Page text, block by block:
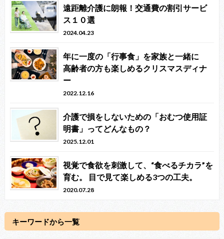
遠距離介護に朗報！交通費の割引サービ
ス１０選
2024.04.23
年に一度の「行事食」を家族と一緒に
高齢者の方も楽しめるクリスマスディナ
ー
2022.12.16
介護で損をしないための「おむつ使用証
明書」ってどんなもの？
2025.12.01
視覚で食欲を刺激して、“食べるチカラ”を
育む。 目で見て楽しめる3つの工夫。
2020.07.28
キーワードから一覧